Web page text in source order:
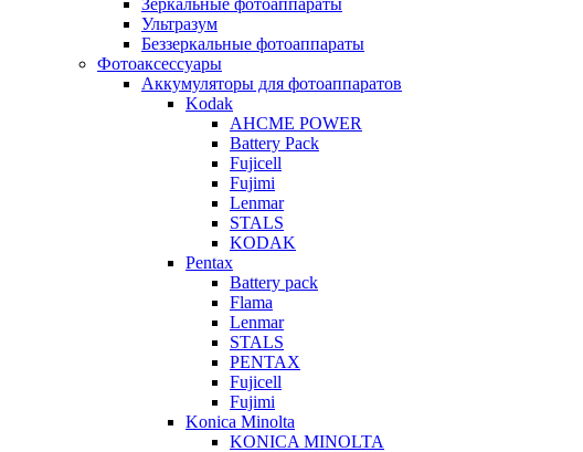
Зеркальные фотоаппараты
Ультразум
Беззеркальные фотоаппараты
Фотоаксессуары
Аккумуляторы для фотоаппаратов
Kodak
AHCME POWER
Battery Pack
Fujicell
Fujimi
Lenmar
STALS
KODAK
Pentax
Battery pack
Flama
Lenmar
STALS
PENTAX
Fujicell
Fujimi
Konica Minolta
KONICA MINOLTA